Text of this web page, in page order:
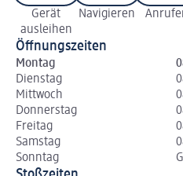
Gerät
ausleihen
Navigieren
Öffnungszeiten
Montag
Dienstag
Mittwoch
Donnerstag
Freitag
Samstag
Sonntag